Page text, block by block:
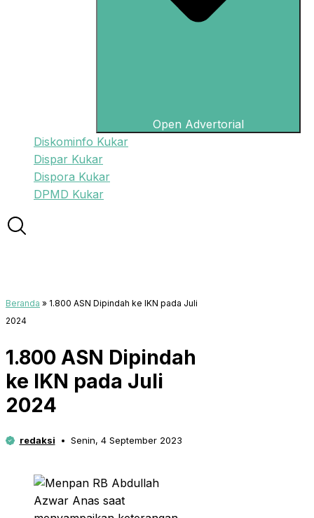
Open Advertorial
Diskominfo Kukar
Dispar Kukar
Dispora Kukar
DPMD Kukar
Beranda » 1.800 ASN Dipindah ke IKN pada Juli
2024
1.800 ASN Dipindah
ke IKN pada Juli
2024
redaksi Senin, 4 September 2023